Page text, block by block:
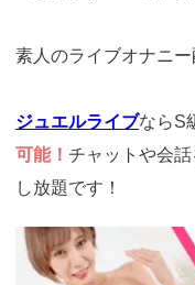
素人のライブオナニ
ジュエルライブならS
可能！ チャットや会
し放題です！
https://www.j-
live.tv/LiveChat/acs.php?